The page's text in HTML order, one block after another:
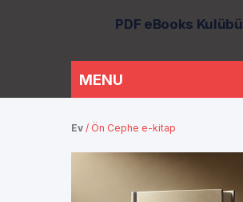
PDF eBooks Kulübü
Ev / Ön Cephe e-kitap